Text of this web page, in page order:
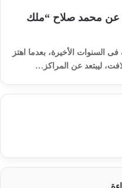
عن محمد صلاح “ملك
السنوات الأخيرة، بعدما اهتز
ليبتعد عن المراكز…